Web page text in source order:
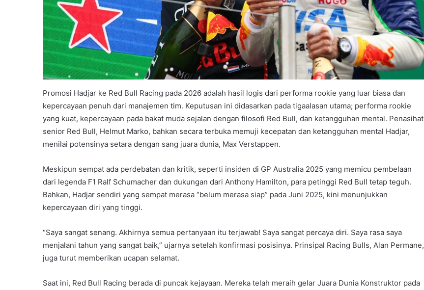
Promosi Hadjar ke Red Bull Racing pada 2026 adalah hasil logis dari performa rookie yang luar biasa dan
kepercayaan penuh dari manajemen tim. Keputusan ini didasarkan pada tigaalasan utama; performa rookie
yang kuat, kepercayaan pada bakat muda sejalan dengan filosofi Red Bull, dan ketangguhan mental. Penasihat
senior Red Bull, Helmut Marko, bahkan secara terbuka memuji kecepatan dan ketangguhan mental Hadjar,
menilai potensinya setara dengan sang juara dunia, Max Verstappen.
Meskipun sempat ada perdebatan dan kritik, seperti insiden di GP Australia 2025 yang memicu pembelaan
dari legenda F1 Ralf Schumacher dan dukungan dari Anthony Hamilton, para petinggi Red Bull tetap teguh.
Bahkan, Hadjar sendiri yang sempat merasa “belum merasa siap” pada Juni 2025, kini menunjukkan
kepercayaan diri yang tinggi.
“Saya sangat senang. Akhirnya semua pertanyaan itu terjawab! Saya sangat percaya diri. Saya rasa saya
menjalani tahun yang sangat baik,” ujarnya setelah konfirmasi posisinya. Prinsipal Racing Bulls, Alan Permane,
juga turut memberikan ucapan selamat.
Saat ini, Red Bull Racing berada di puncak kejayaan. Mereka telah meraih gelar Juara Dunia Konstruktor pada